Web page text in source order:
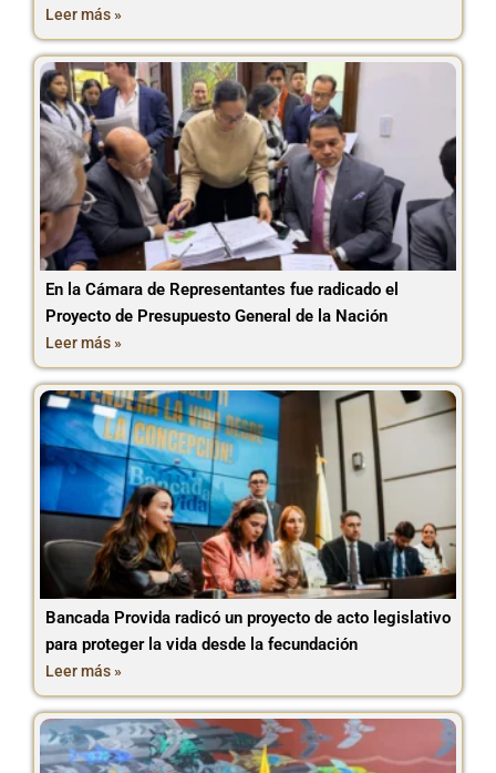
Leer más »
En la Cámara de Representantes fue radicado el
Proyecto de Presupuesto General de la Nación
Leer más »
Bancada Provida radicó un proyecto de acto legislativo
para proteger la vida desde la fecundación
Leer más »